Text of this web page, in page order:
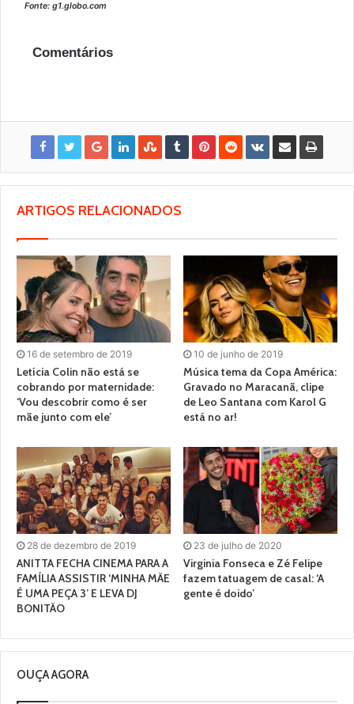
Fonte: g1.globo.com
Comentários
ARTIGOS RELACIONADOS
16 de setembro de 2019
Letícia Colin não está se
cobrando por maternidade:
‘Vou descobrir como é ser
mãe junto com ele’
10 de junho de 2019
Música tema da Copa América:
Gravado no Maracanã, clipe
de Leo Santana com Karol G
está no ar!
28 de dezembro de 2019
ANITTA FECHA CINEMA PARA A
FAMÍLIA ASSISTIR ‘MINHA MÃE
É UMA PEÇA 3’ E LEVA DJ
BONITÃO
23 de julho de 2020
Virginia Fonseca e Zé Felipe
fazem tatuagem de casal: ‘A
gente é doido’
OUÇA AGORA